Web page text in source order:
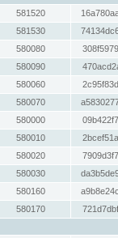
581520
581530
580080
580090
580060
580070
580000
580010
580020
580030
580160
580170